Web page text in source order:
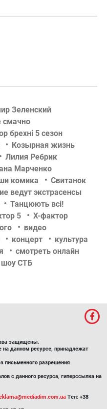
Зеленский
смачно
брехні 5 сезон
Козырная жизнь
Лилия Ребрик
Марченко
комика
Свитанок
ведут экстрасенсы
Танцюють всі!
5
Х-фактор
видео
концерт
культура
смотреть онлайн
шоу СТБ
защищены.
на данном ресурсе, принадлежат
письменного разрешения
с данного ресурса, гиперссылка на
Тел: +38